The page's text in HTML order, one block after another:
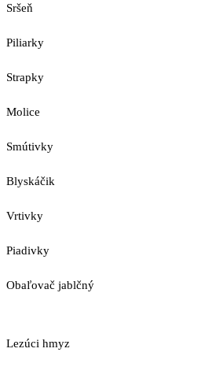
Sršeň
Piliarky
Strapky
Molice
Smútivky
Blyskáčik
Vrtivky
Piadivky
Obaľovač jablčný
Lezúci hmyz